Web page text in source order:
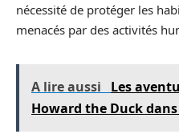
nécessité de protéger les
menacés par des activités
A lire aussi
Les
Howard the Duck